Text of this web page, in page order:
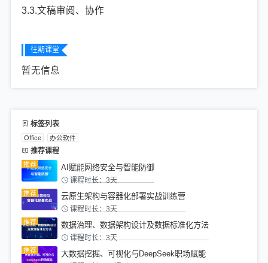
3.3.文稿审阅、协作
往期课堂
暂无信息
标签列表
Office 办公软件
推荐课程
AI赋能网络安全与智能防御
课程时长：3天
云原生架构与容器化部署实战训练营
课程时长：3天
数据治理、数据架构设计及数据标准化方法
课程时长：3天
大数据挖掘、可视化与DeepSeek职场赋能